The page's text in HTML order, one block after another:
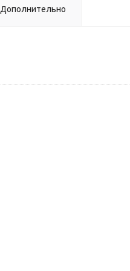
Дополнительно